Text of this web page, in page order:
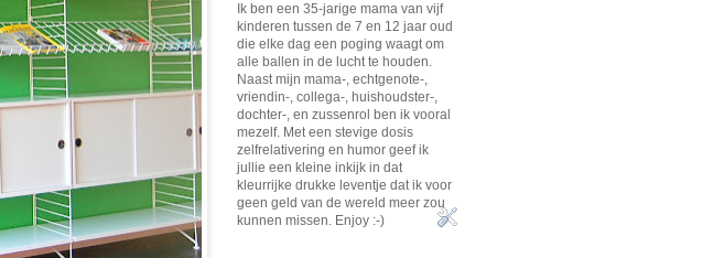
Ik ben een 35-jarige mama van vijf
kinderen tussen de 7 en 12 jaar oud
die elke dag een poging waagt om
alle ballen in de lucht te houden.
Naast mijn mama-, echtgenote-,
vriendin-, collega-, huishoudster-,
dochter-, en zussenrol ben ik vooral
mezelf. Met een stevige dosis
zelfrelativering en humor geef ik
jullie een kleine inkijk in dat
kleurrijke drukke leventje dat ik voor
geen geld van de wereld meer zou
kunnen missen. Enjoy :-)